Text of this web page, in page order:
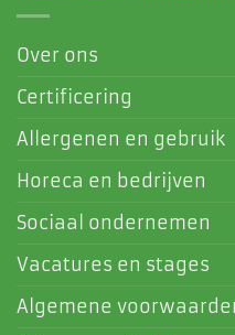
Over ons
Certificering
Allergenen en gebruik
Horeca en bedrijven
Sociaal ondernemen
Vacatures en stages
Algemene